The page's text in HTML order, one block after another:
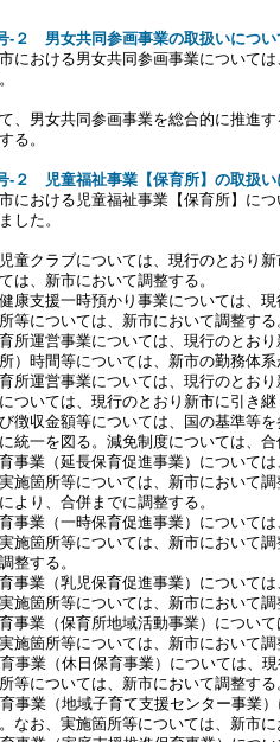
-２ 男女共同参画事業の取扱いについ
における男女共同参画事業について
、男女共同参画事業を総合的に推進
る。
-２ 児童福祉事業【保育所】の取扱い
における児童福祉事業【保育所】に
した。
童クラブについては、現行のとおり
は、新市において調整する。
康支援一時預かり事業については、
等については、新市において調整する
所運営事業については、現行のとお
所）時間等については、新市の勤務体
所運営事業については、現行のとおり
ついては、現行のとおり新市に引き
徴収金額等については、国の基準等
統一を図る。減免制度については、合
事業（延長保育促進事業）について
施箇所等については、新市において調
より、合併までに調整する。
事業（一時保育促進事業）について
施箇所等については、新市において調
整する。
事業（乳児保育促進事業）について
施箇所等については、新市において調
事業（保育所地域活動事業）につい
施箇所等については、新市において調
事業（休日保育事業）については、
等については、新市において調整する
事業（地域子育て支援センター事業
なお、実施箇所等については、新市に